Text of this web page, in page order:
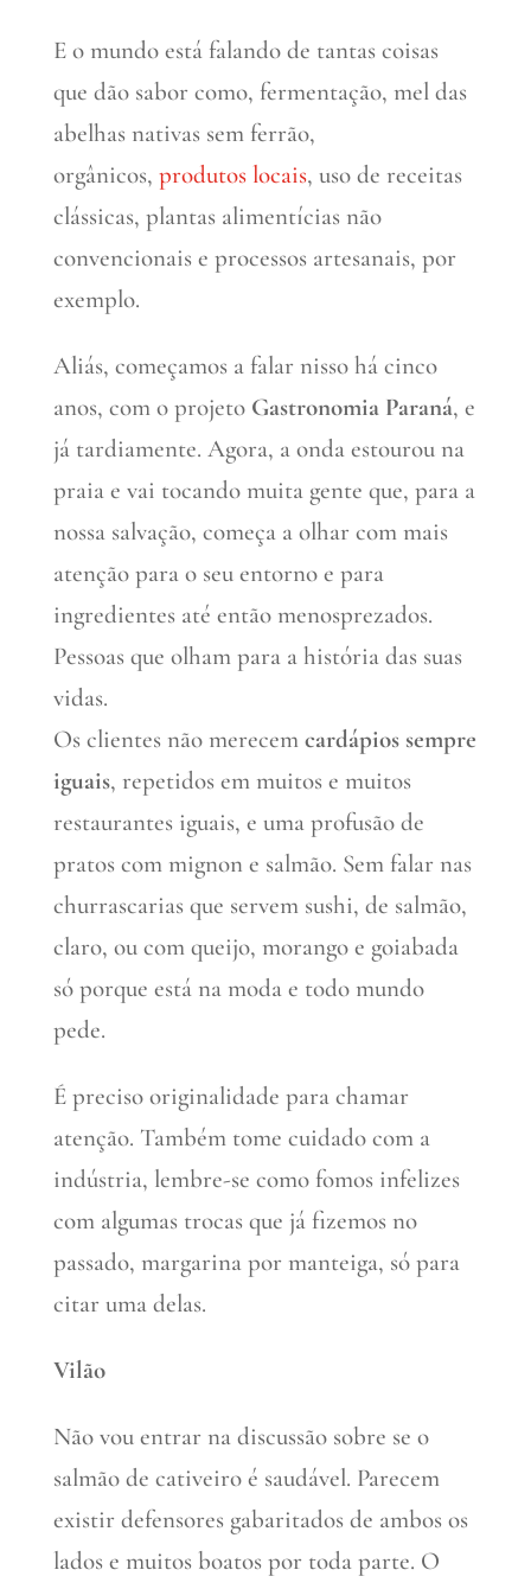
E o mundo está falando de tantas coisas
que dão sabor como, fermentação, mel das
abelhas nativas sem ferrão,
orgânicos, produtos locais, uso de receitas
clássicas, plantas alimentícias não
convencionais e processos artesanais, por
exemplo.
Aliás, começamos a falar nisso há cinco
anos, com o projeto Gastronomia Paraná, e
já tardiamente. Agora, a onda estourou na
praia e vai tocando muita gente que, para a
nossa salvação, começa a olhar com mais
atenção para o seu entorno e para
ingredientes até então menosprezados.
Pessoas que olham para a história das suas
vidas.
Os clientes não merecem cardápios sempre
iguais, repetidos em muitos e muitos
restaurantes iguais, e uma profusão de
pratos com mignon e salmão. Sem falar nas
churrascarias que servem sushi, de salmão,
claro, ou com queijo, morango e goiabada
só porque está na moda e todo mundo
pede.
É preciso originalidade para chamar
atenção. Também tome cuidado com a
indústria, lembre-se como fomos infelizes
com algumas trocas que já fizemos no
passado, margarina por manteiga, só para
citar uma delas.
Vilão
Não vou entrar na discussão sobre se o
salmão de cativeiro é saudável. Parecem
existir defensores gabaritados de ambos os
lados e muitos boatos por toda parte. O